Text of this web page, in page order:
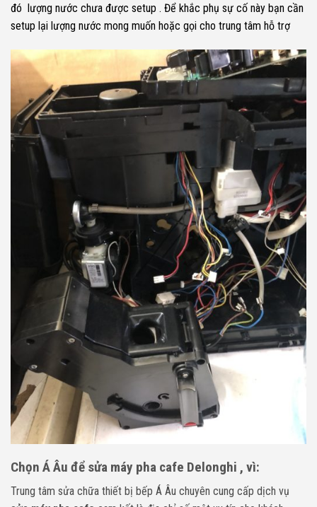
đó lượng nước chưa được setup . Để khắc phụ sự cố này bạn cần
setup lại lượng nước mong muốn hoặc gọi cho trung tâm hỗ trợ
Chọn Á Âu để sửa máy pha cafe Delonghi , vì:
Trung tâm sửa chữa thiết bị bếp Á Âu chuyên cung cấp dịch vụ